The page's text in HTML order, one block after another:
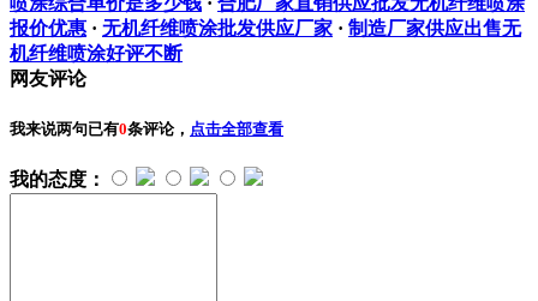
报价优惠 · 无机纤维喷涂批发供应厂家 · 制造厂家供应出售无
机纤维喷涂好评不断
网友评论
我来说两句已有0条评论， 点击全部查看
我的态度：